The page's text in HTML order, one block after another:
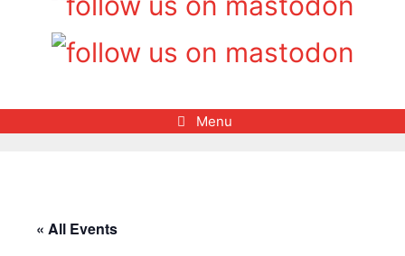
Menu
« All Events